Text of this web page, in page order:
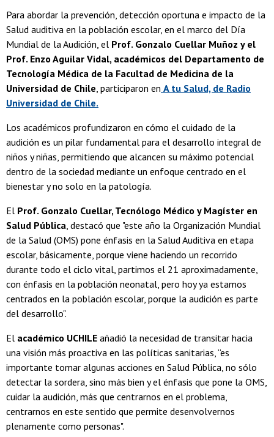
Para abordar la prevención, detección oportuna e impacto de la
Salud auditiva en la población escolar, en el marco del Día
Mundial de la Audición, el Prof. Gonzalo Cuellar Muñoz y el
Prof. Enzo Aguilar Vidal, académicos del Departamento de
Tecnología Médica de la Facultad de Medicina de la
Universidad de Chile, participaron en A tu Salud, de Radio
Universidad de Chile.
Los académicos profundizaron en cómo el cuidado de la
audición es un pilar fundamental para el desarrollo integral de
niños y niñas, permitiendo que alcancen su máximo potencial
dentro de la sociedad mediante un enfoque centrado en el
bienestar y no solo en la patología.
El Prof. Gonzalo Cuellar, Tecnólogo Médico y Magíster en
Salud Pública, destacó que "este año la Organización Mundial
de la Salud (OMS) pone énfasis en la Salud Auditiva en etapa
escolar, básicamente, porque viene haciendo un recorrido
durante todo el ciclo vital, partimos el 21 aproximadamente,
con énfasis en la población neonatal, pero hoy ya estamos
centrados en la población escolar, porque la audición es parte
del desarrollo".
El académico UCHILE añadió la necesidad de transitar hacia
una visión más proactiva en las políticas sanitarias, “es
importante tomar algunas acciones en Salud Pública, no sólo
detectar la sordera, sino más bien y el énfasis que pone la OMS,
cuidar la audición, más que centrarnos en el problema,
centrarnos en este sentido que permite desenvolvernos
plenamente como personas".